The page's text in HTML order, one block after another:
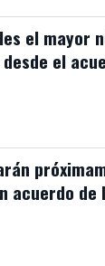
el mayor
el
acuerdo de